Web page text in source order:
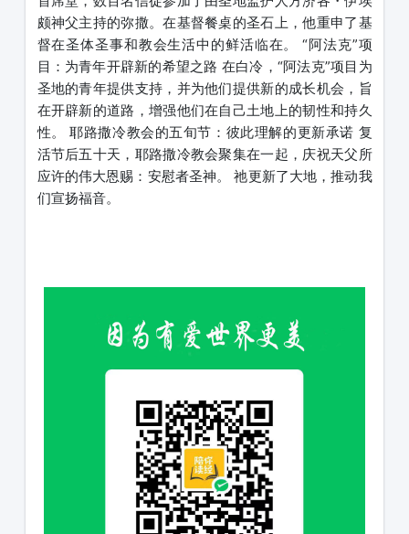
颇神父主持的弥撒。在基督餐桌的圣石上，他重申了基
督在圣体圣事和教会生活中的鲜活临在。 “阿法克”项
目：为青年开辟新的希望之路 在白冷，“阿法克”项目为
圣地的青年提供支持，并为他们提供新的成长机会，旨
在开辟新的道路，增强他们在自己土地上的韧性和持久
性。 耶路撒冷教会的五旬节：彼此理解的更新承诺 复
活节后五十天，耶路撒冷教会聚集在一起，庆祝天父所
应许的伟大恩赐：安慰者圣神。 祂更新了大地，推动我
们宣扬福音。